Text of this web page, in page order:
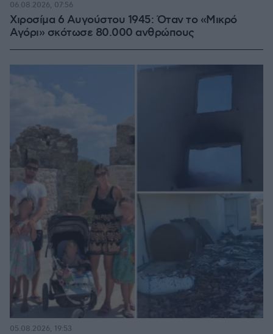
Χιροσίμα 6 Αυγούστου 1945: Όταν το «Μικρό
Αγόρι» σκότωσε 80.000 ανθρώπους
06.08.2026, 07:56
05.08.2026, 19:53